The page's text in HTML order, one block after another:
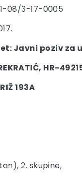
08/3-17-0005
Javni poziv za
HR-
193A
2. skupine,